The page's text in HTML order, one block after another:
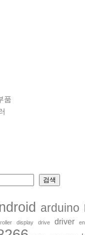
품
검색
arduino
display drive driver